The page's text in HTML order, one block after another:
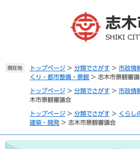
現在地 トップページ > 分類でさがす > 市政情
くり・都市整備・景観 > 志木市景観審
トップページ > 分類でさがす > 市政情
木市景観審議会
トップページ > 分類でさがす > くらし
建築・開発 > 志木市景観審議会
本